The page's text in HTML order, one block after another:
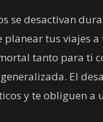
se desactivan
tus viajes
tanto para ti
El
y te obliguen a